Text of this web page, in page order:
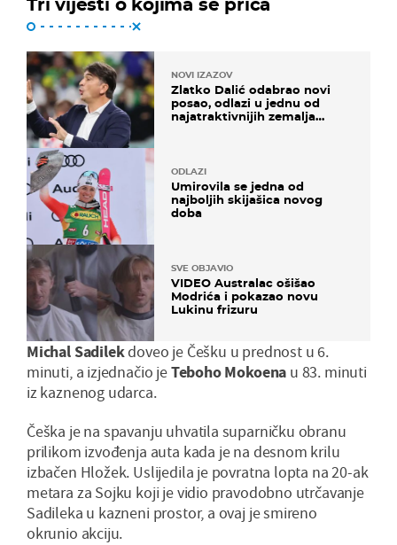
Tri vijesti o kojima se priča
NOVI IZAZOV
Zlatko Dalić odabrao novi
posao, odlazi u jednu od
najatraktivnijih zemalja
ODLAZI
Umirovila se jedna od
najboljih skijašica novog
doba
SVE OBJAVIO
VIDEO Australac ošišao
Modrića i pokazao novu
Lukinu frizuru
Michal Sadilekdoveo je Češku u prednost u 6.
minuti, a izjednačio jeTeboho Mokoena u 83. minuti
iz kaznenog udarca.
Češka je na spavanju uhvatila suparničku obranu
prilikom izvođenja auta kada je na desnom krilu
izbačen Hložek. Uslijedila je povratna lopta na 20-ak
metara za Sojku koji je vidio pravodobno utrčavanje
Sadileka u kazneni prostor, a ovaj je smireno
okrunio akciju.